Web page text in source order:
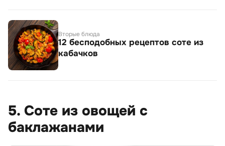
Вторые блюда
12 бесподобных рецептов соте из
кабачков
5. Соте из овощей с
баклажанами